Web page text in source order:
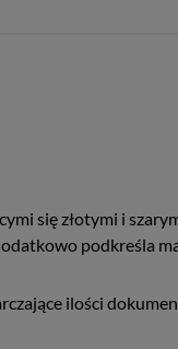
się złotymi i
podkreśla
ilości